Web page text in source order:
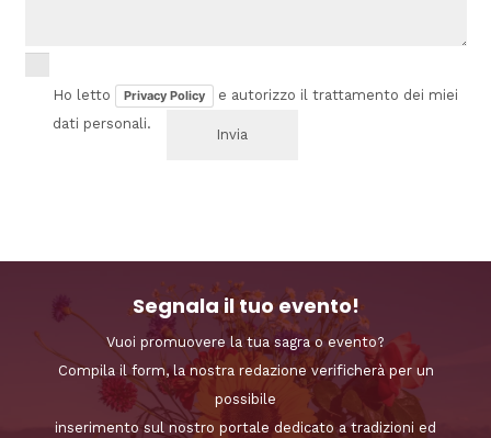
Ho letto Privacy Policy
e autorizzo il trattamento dei miei
dati personali.
Segnala il tuo evento!
Vuoi promuovere la tua sagra o evento?
Compila il form, la nostra redazione verificherà per un
possibile
inserimento sul nostro portale dedicato a tradizioni ed